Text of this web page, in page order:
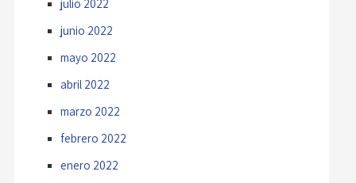
julio 2022
junio 2022
mayo 2022
abril 2022
marzo 2022
febrero 2022
enero 2022